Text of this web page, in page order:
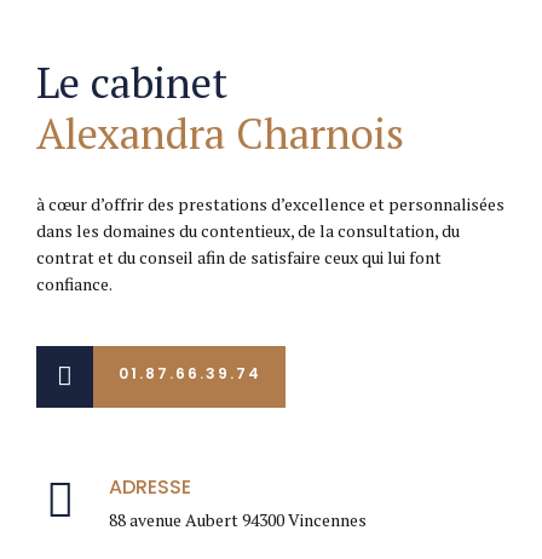
0
Le cabinet
Alexandra Charnois
à cœur d’offrir des prestations d’excellence et personnalisées
dans les domaines du contentieux, de la consultation, du
contrat et du conseil afin de satisfaire ceux qui lui font
confiance.
01.87.66.39.74
ADRESSE
88 avenue Aubert 94300 Vincennes